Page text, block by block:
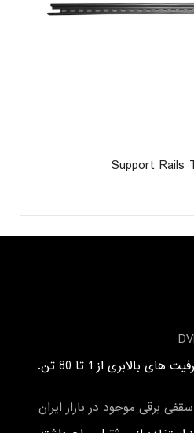
Support Rails
محدوده کامل با ظرفیت های بالابری از 1 تا 80 تن.
برقی موجود در بازار ایران